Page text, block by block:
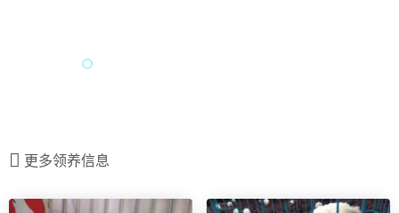
更多领养信息